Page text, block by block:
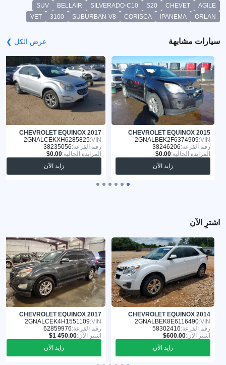
AGILE
CHEVET
S20
SILVERADO-C10
BELLAIR
SUV
ORLAN
IPANEMA
CORISCA
SUBURBAN-V8
3100
VET
سيارات مشابهة عرض الكل ❯
CHEVROLET EQUINOX 2015
VIN:
2GNALBEK2F6374909
رقم القرعة:38246206
المزايدة الحالية:
زايد الآن
CHEVROLET EQUINOX 2017
VIN:
2GNALCEKXH6285825
رقم القرعة:38235056
المزايدة الحالية:
زايد الآن
اشترِ الآن
CHEVROLET EQUINOX 2014
VIN:
2GNALBEK8E6116490
رقم القرعة:58302416
اشترِ الآن:
زايد الآن
CHEVROLET EQUINOX 2017
VIN:
2GNALCEK4H1551109
رقم القرعة:62859976
اشترِ الآن:
زايد الآن